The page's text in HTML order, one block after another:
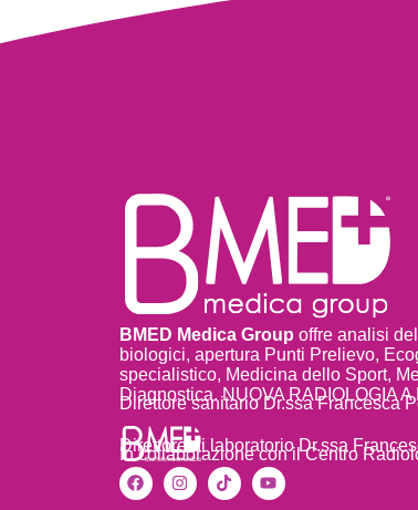
BMED Medica Group offre analisi
biologici, apertura Punti Prelievo,
specialistico, Medicina dello Sport,
Diagnostica. NUOVA RADIOLOGIA
Direttore sanitario Dr.ssa Francesca
Direttore di laboratorio Dr.ssa
In collaborazione con il Centro